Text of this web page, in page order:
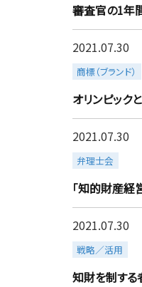
審査官の1年
オリンピッ
2021.07.30
商標（ブランド）
more
「知的財産
2021.07.30
弁理士会
more
知財を制す
2021.07.30
戦略／活用
more